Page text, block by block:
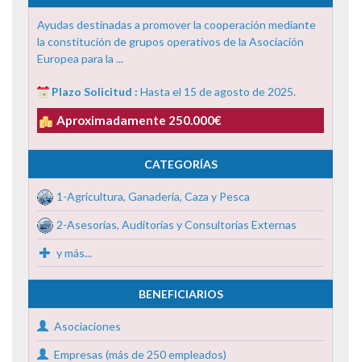
Ayudas destinadas a promover la cooperación mediante
la constitución de grupos operativos de la Asociación
Europea para la ...
Plazo Solicitud : Hasta el 15 de agosto de 2025.
Aproximadamente 250.000€
CATEGORÍAS
1-Agricultura, Ganadería, Caza y Pesca
2-Asesorías, Auditorías y Consultorías Externas
y más...
BENEFICIARIOS
Asociaciones
Empresas (más de 250 empleados)